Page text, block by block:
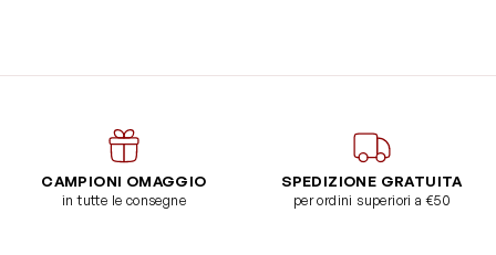
CAMPIONI OMAGGIO
in tutte le consegne
SPEDIZIONE GRATUITA
per ordini superiori a €50